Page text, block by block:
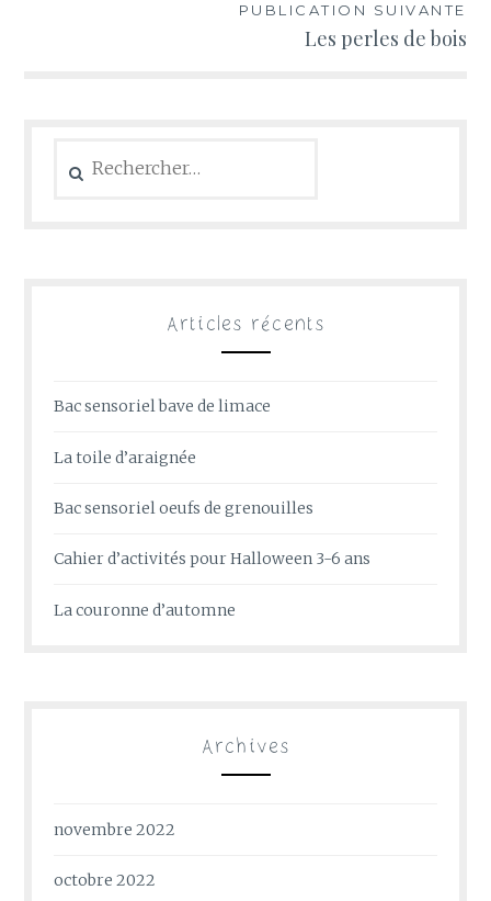
PUBLICATION SUIVANTE
Les perles de bois
Articles récents
Bac sensoriel bave de limace
La toile d’araignée
Bac sensoriel oeufs de grenouilles
Cahier d’activités pour Halloween 3-6 ans
La couronne d’automne
Archives
novembre 2022
octobre 2022